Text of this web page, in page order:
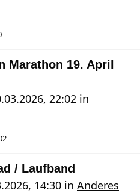
Marathon 19. April
22:02 in
/ Laufband
14:30 in Anderes